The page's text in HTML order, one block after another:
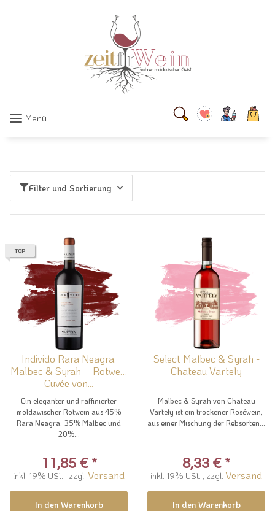
Menü
Filter und Sortierung
TOP
Individo Rara Neagra,
Malbec & Syrah – Rotwein
Cuvée von...
Ein eleganter und raffinierter
moldawischer Rotwein aus 45%
Rara Neagra, 35% Malbec und
20%...
11,85 € *
inkl. 19% USt. , zzgl. Versand
In den Warenkorb
Select Malbec & Syrah -
Chateau Vartely
Malbec & Syrah von Chateau
Vartely ist ein trockener Roséwein,
aus einer Mischung der Rebsorten...
8,33 € *
inkl. 19% USt. , zzgl. Versand
In den Warenkorb